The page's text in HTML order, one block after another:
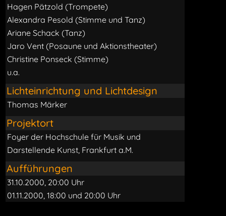
Hagen Pätzold (Trompete)
Alexandra Pesold (Stimme und Tanz)
Ariane Schack (Tanz)
Jaro Vent (Posaune und Aktionstheater)
Christine Ponseck (Stimme)
u.a.
Lichteinrichtung und Lichtdesign
Thomas Märker
Projektort
Foyer der Hochschule für Musik und
Darstellende Kunst, Frankfurt a.M.
Aufführungen
31.10.2000, 20:00 Uhr
01.11.2000, 18:00 und 20:00 Uhr